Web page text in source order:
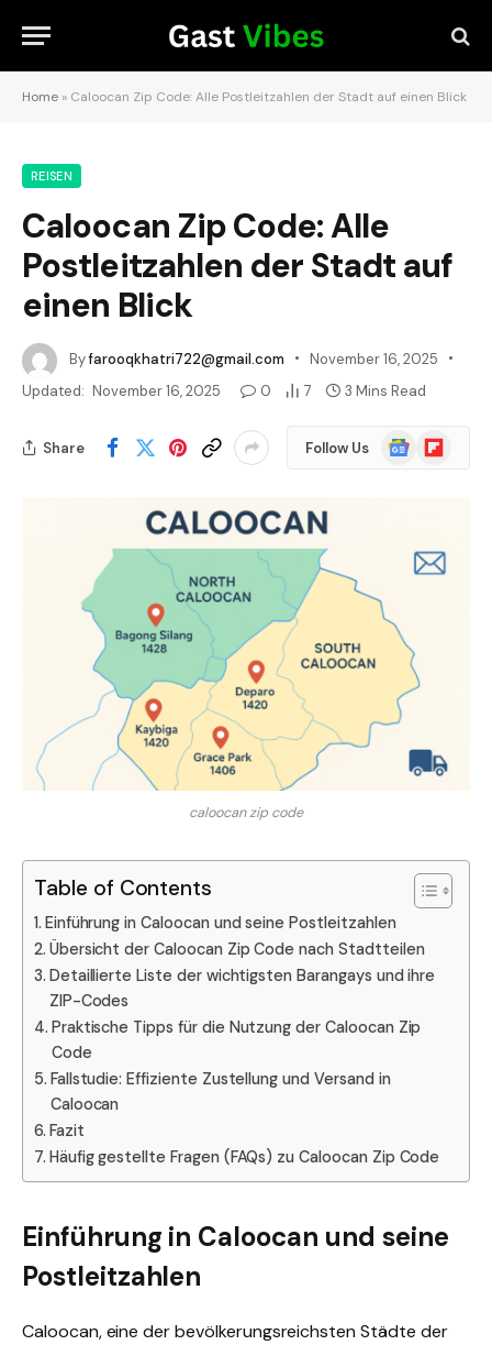
Home » Caloocan Zip Code: Alle Postleitzahlen der Stadt auf einen Blick
REISEN
Caloocan Zip Code: Alle
Postleitzahlen der Stadt auf
einen Blick
Byfarooqkhatri722@gmail.com
November 16, 2025
Updated: November 16, 2025 0 7 3 Mins Read
Share Follow Us
Google
News
Flipboard
caloocan zip code
Table of Contents
Einführung in Caloocan und seine Postleitzahlen
Übersicht der Caloocan Zip Code nach Stadtteilen
Detaillierte Liste der wichtigsten Barangays und ihre
ZIP-Codes
Praktische Tipps für die Nutzung der Caloocan Zip
Code
Fallstudie: Effiziente Zustellung und Versand in
Caloocan
Fazit
Häufig gestellte Fragen (FAQs) zu Caloocan Zip Code
Einführung in Caloocan und seine
Postleitzahlen
Caloocan, eine der bevölkerungsreichsten Städte der